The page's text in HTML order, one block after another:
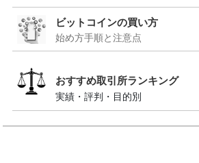
ビットコインの買い方
始め方手順と注意点
おすすめ取引所ランキング
実績・評判・目的別